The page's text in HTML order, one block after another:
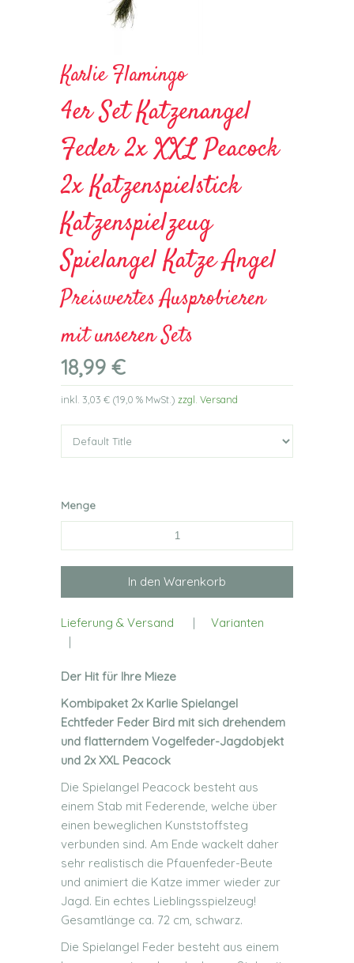
Karlie Flamingo
4er Set Katzenangel
Feder 2x XXL Peacock
2x Katzenspielstick
Katzenspielzeug
Spielangel Katze Angel
Preiswertes Ausprobieren
mit unseren Sets
18,99 €
inkl.3,03 € (19,0 % MwSt.) zzgl. Versand
Menge
Lieferung & Versand |
Varianten
|
Der Hit für Ihre Mieze
Kombipaket 2x Karlie Spielangel
Echtfeder Feder Bird mit sich drehendem
und flatterndem Vogelfeder-Jagdobjekt
und 2x XXL Peacock
Die Spielangel Peacock besteht aus
einem Stab mit Federende, welche über
einen beweglichen Kunststoffsteg
verbunden sind. Am Ende wackelt daher
sehr realistisch die Pfauenfeder-Beute
und animiert die Katze immer wieder zur
Jagd. Ein echtes Lieblingsspielzeug!
Gesamtlänge ca. 72 cm, schwarz.
Die Spielangel Feder besteht aus einem